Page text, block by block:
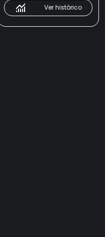
Ver histórico